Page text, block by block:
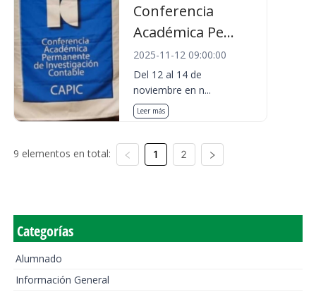
Conferencia
Académica Pe...
2025-11-12 09:00:00
Del 12 al 14 de
noviembre en n...
Leer más
9 elementos en total: 1 2
Categorías
Alumnado
Información General